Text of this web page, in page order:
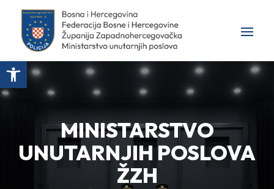
Open toolbar
MINISTARSTVO
UNUTARNJIH POSLOVA
ŽZH